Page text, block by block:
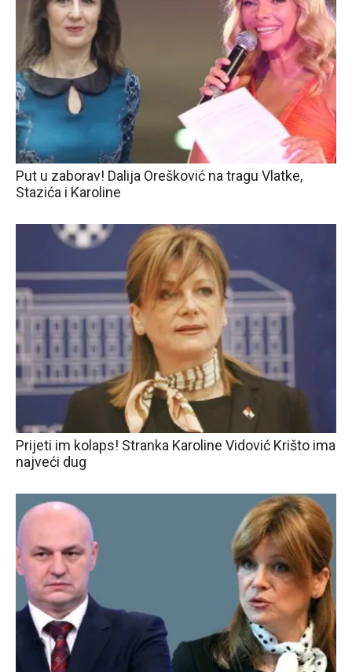
Put u zaborav! Dalija Orešković na tragu Vlatke,
Stazića i Karoline
Prijeti im kolaps! Stranka Karoline Vidović Krišto ima
najveći dug